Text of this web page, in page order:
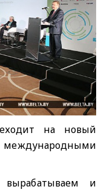
на новый
и